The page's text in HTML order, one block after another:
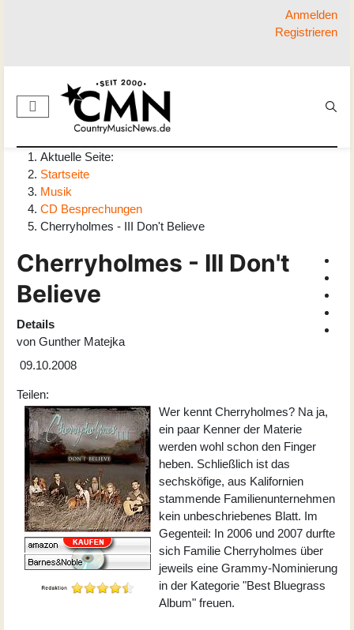
Anmelden
Registrieren
Aktuelle Seite:
Startseite
Musik
CD Besprechungen
Cherryholmes - III Don't Believe
Cherryholmes - III Don't
Believe
Details
von Gunther Matejka
09.10.2008
Teilen:
Wer kennt Cherryholmes? Na ja,
ein paar Kenner der Materie
werden wohl schon den Finger
heben. Schließlich ist das
sechsköfige, aus Kalifornien
stammende Familienunternehmen
kein unbeschriebenes Blatt. Im
Gegenteil: In 2006 und 2007 durfte
sich Familie Cherryholmes über
jeweils eine Grammy-Nominierung
in der Kategorie "Best Bluegrass
Album" freuen.